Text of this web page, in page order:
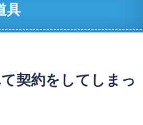
具
契約をしてしまっ